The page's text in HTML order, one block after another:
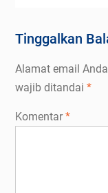
Tinggalkan
Alamat email
wajib ditandai *
Komentar*